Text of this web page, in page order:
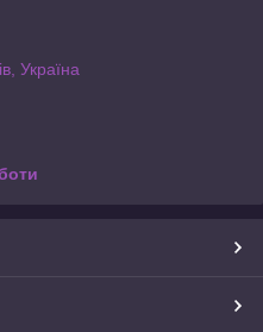
Україна